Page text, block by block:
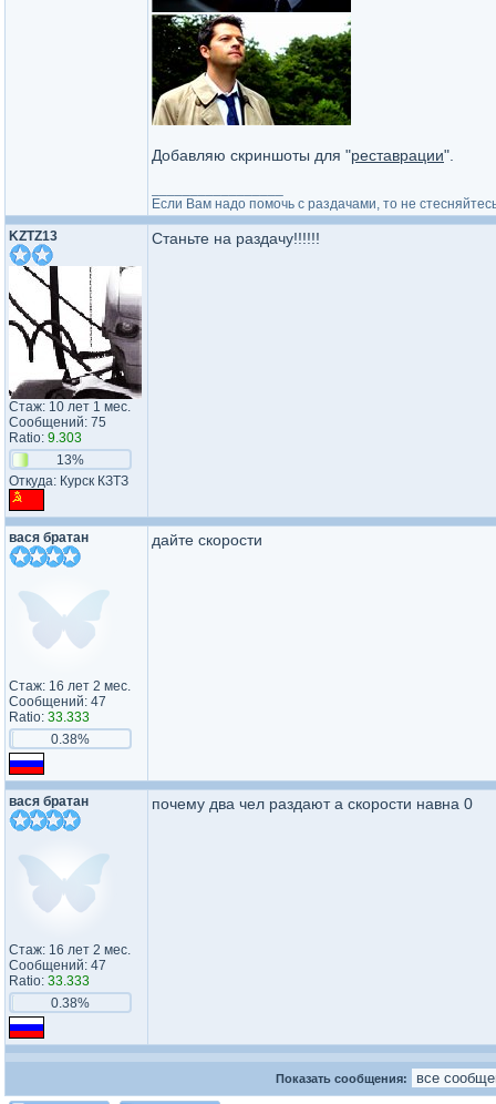
Добавляю скриншоты для "реставрации".
Если Вам надо помочь с раздачами, то не
KZTZ13
Стаж: 10 лет 1 мес.
Сообщений: 75
Ratio: 9.303
13%
Откуда: Курск КЗТЗ
Станьте на раздачу!!!!!!
вася братан
Стаж: 16 лет 2 мес.
Сообщений: 47
Ratio: 33.333
0.38%
дайте скорости
вася братан
Стаж: 16 лет 2 мес.
Сообщений: 47
Ratio: 33.333
0.38%
почему два чел раздают а скорости навна 0
Показать сообщения: